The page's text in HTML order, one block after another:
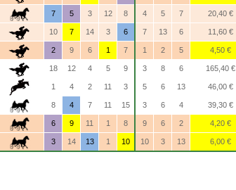
7 5 3 12 8 4 5 7 20,40 €
10 7 14 3 6 7 13 6 11,60 €
2 9 6 1 7 1 2 5 4,50 €
18 12 4 5 9 3 8 6 165,40 €
1 4 2 11 3 5 6 13 46,00 €
8 4 7 11 15 3 6 4 39,30 €
6 9 11 1 8 9 6 2 4,20 €
3 14 13 1 10 10 3 13 6,00 €